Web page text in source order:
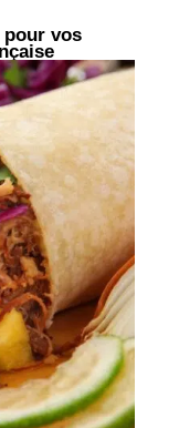
pour vos